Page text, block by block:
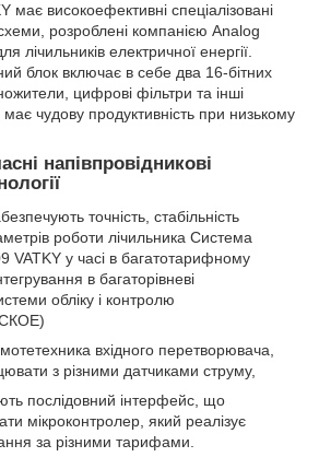
має високоефективні спеціалізовані
розроблені компанією Analog
лічильників електричної енергії.
блок включає в себе два 16-бітних
цифрові фільтри та інші
має чудову продуктивність при низькому
напівпровідникові
точність, стабільність
роботи лічильника Система
VATKY у часі в багатотарифному
в багаторівневі
обліку і контролю
вхідного перетворювача,
з різними датчиками струму,
послідовний інтерфейс, що
мікроконтролер, який реалізує
за різними тарифами.